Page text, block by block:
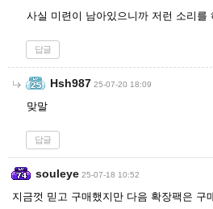
사실 미련이 남아있으니까 저런 소리를
답글
Hsh987 25-07-20 18:09
맞말
답글
souleye 25-07-18 10:52
지금껏 믿고 구매했지만 다음 확장팩은 구